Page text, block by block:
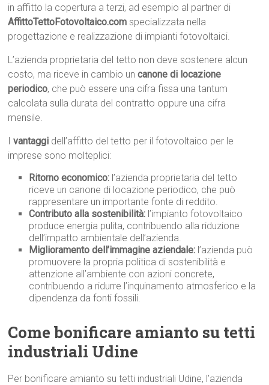
in affitto la copertura a terzi, ad esempio al partner di
AffittoTettoFotovoltaico.com specializzata nella
progettazione e realizzazione di impianti fotovoltaici.
L’azienda proprietaria del tetto non deve sostenere alcun
costo, ma riceve in cambio uncanone di locazione
periodico, che può essere una cifra fissa una tantum
calcolata sulla durata del contratto oppure una cifra
mensile.
Ivantaggi dell’affitto del tetto per il fotovoltaico per le
imprese sono molteplici:
Ritorno economico: l’azienda proprietaria del tetto
riceve un canone di locazione periodico, che può
rappresentare un importante fonte di reddito.
Contributo alla sostenibilità: l’impianto fotovoltaico
produce energia pulita, contribuendo alla riduzione
dell’impatto ambientale dell’azienda.
Miglioramento dell’immagine aziendale: l’azienda può
promuovere la propria politica di sostenibilità e
attenzione all’ambiente con azioni concrete,
contribuendo a ridurre l’inquinamento atmosferico e la
dipendenza da fonti fossili.
Come bonificare amianto su tetti
industriali Udine
Per bonificare amianto su tetti industriali Udine, l’azienda